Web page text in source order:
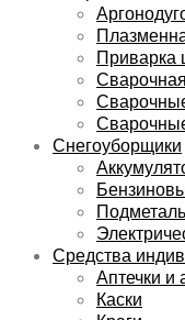
Приварка
Снегоуборщики
Средства
Аптечки и
Каски